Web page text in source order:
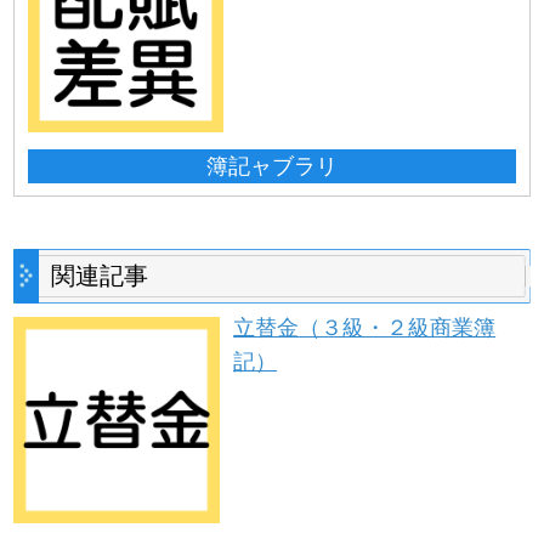
簿記ャブラリ
関連記事
立替金（３級・２級商業簿
記）